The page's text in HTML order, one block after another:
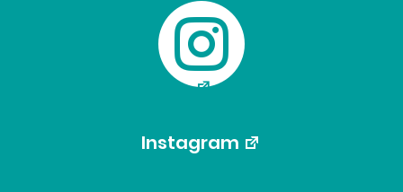

Instagram